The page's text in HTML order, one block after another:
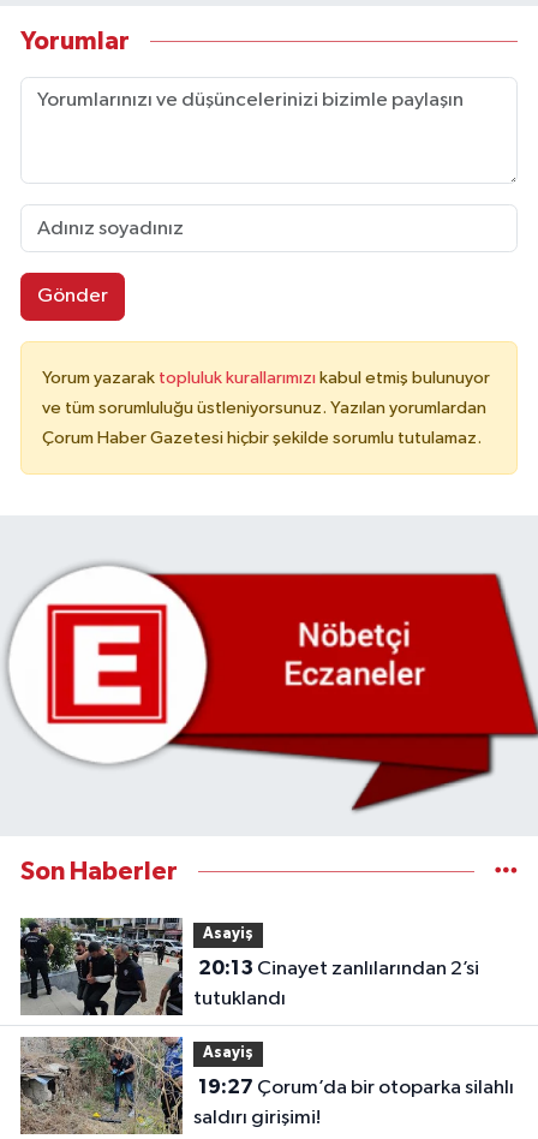
Yorumlar
Gönder
Yorum yazarak topluluk kurallarımızı kabul etmiş bulunuyor
ve tüm sorumluluğu üstleniyorsunuz. Yazılan yorumlardan
Çorum Haber Gazetesi hiçbir şekilde sorumlu tutulamaz.
Son Haberler
Asayiş
20:13
tutuklandı
Asayiş
19:27
saldırı girişimi!